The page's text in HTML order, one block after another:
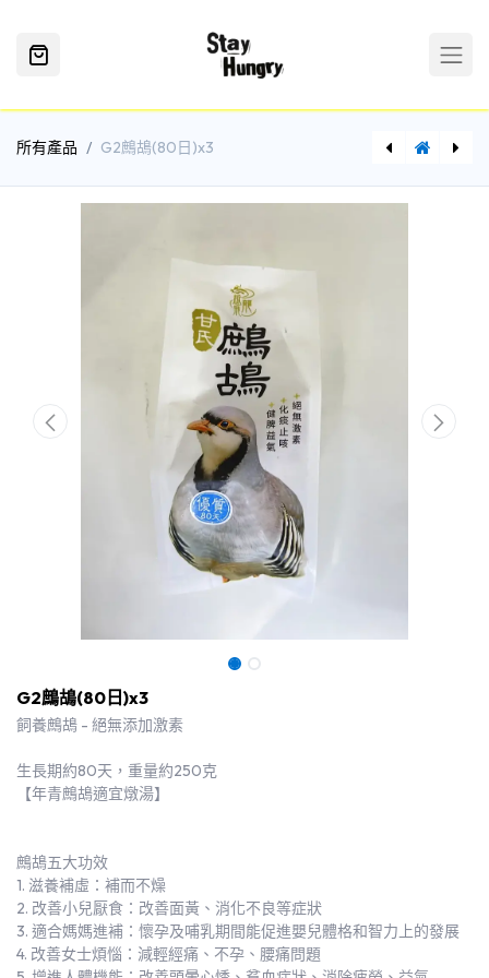
所有產品 G2鷓鴣(80日)x3
G2鷓鴣(80日)x3
飼養鷓鴣 - 絕無添加激素
生長期約80天，重量約250克
【年青鷓鴣適宜燉湯】
鷓鴣五大功效
1. 滋養補虛：補而不燥
2. 改善小兒厭食：改善面黃、消化不良等症狀
3. 適合媽媽進補：懷孕及哺乳期間能促進嬰兒體格和智力上的發展
4. 改善女士煩惱：減輕經痛、不孕、腰痛問題